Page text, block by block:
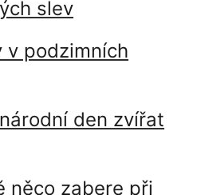
slev
v podzimních
den zvířat
něco zabere při